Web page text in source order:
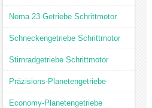
Nema 23 Getriebe Schrittmotor
Schneckengetriebe Schrittmotor
Stirnradgetriebe Schrittmotor
Präzisions-Planetengetriebe
Economy-Planetengetriebe